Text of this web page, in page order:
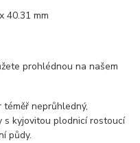
40.31 mm
prohlédnou na našem
téměř neprůhledný,
s kyjovitou plodnicí rostoucí
půdy.